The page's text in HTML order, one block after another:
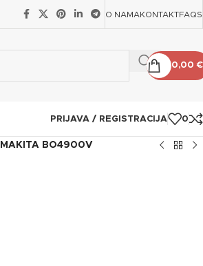
O NAMAKONTAKTFAQS
0,00€
PRIJAVA / REGISTRACIJA 0
MAKITA BO4900V